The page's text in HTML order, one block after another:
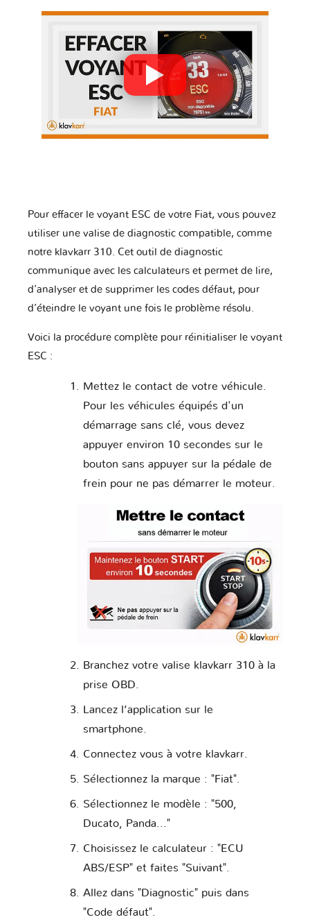
Pour effacer le voyant ESC de votre Fiat, vous pouvez
utiliser une valise de diagnostic compatible, comme
notre klavkarr 310. Cet outil de diagnostic
communique avec les calculateurs et permet de lire,
d’analyser et de supprimer les codes défaut, pour
d’éteindre le voyant une fois le problème résolu.
Voici la procédure complète pour réinitialiser le voyant
ESC :
Mettez le contact de votre véhicule.
Pour les véhicules équipés d'un
démarrage sans clé, vous devez
appuyer environ 10 secondes sur le
bouton sans appuyer sur la pédale de
frein pour ne pas démarrer le moteur.
Branchez votre valise klavkarr 310 à la
prise OBD.
Lancez l’application sur le
smartphone.
Connectez vous à votre klavkarr.
Sélectionnez la marque : "Fiat".
Sélectionnez le modèle : "500,
Ducato, Panda..."
Choisissez le calculateur : "ECU
ABS/ESP" et faites "Suivant".
Allez dans "Diagnostic" puis dans
"Code défaut".